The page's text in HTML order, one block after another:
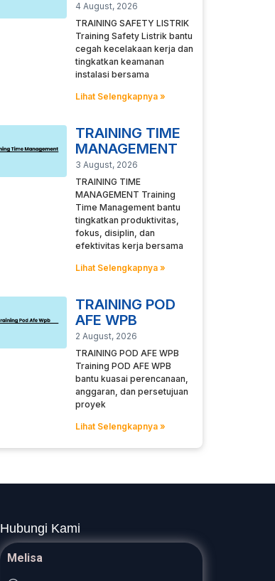
4 August, 2026
TRAINING SAFETY LISTRIK
Training Safety Listrik bantu
cegah kecelakaan kerja dan
tingkatkan keamanan
instalasi bersama
Lihat Selengkapnya »
TRAINING TIME
MANAGEMENT
3 August, 2026
TRAINING TIME
MANAGEMENT Training
Time Management bantu
tingkatkan produktivitas,
fokus, disiplin, dan
efektivitas kerja bersama
Lihat Selengkapnya »
TRAINING POD
AFE WPB
2 August, 2026
TRAINING POD AFE WPB
Training POD AFE WPB
bantu kuasai perencanaan,
anggaran, dan persetujuan
proyek
Lihat Selengkapnya »
Hubungi Kami
Melisa